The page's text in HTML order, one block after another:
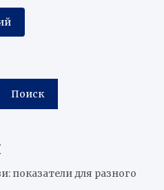
Поиск
показатели для разного